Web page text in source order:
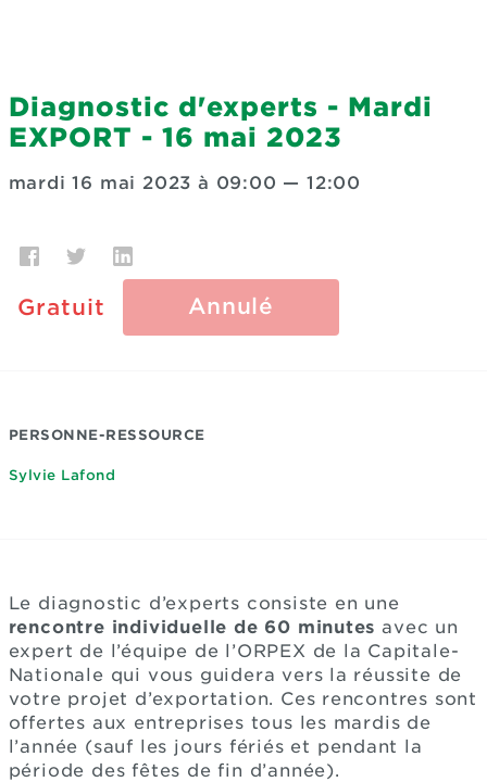
Diagnostic d'experts - Mardi
EXPORT - 16 mai 2023
mardi 16 mai 2023 à 09:00 — 12:00
Gratuit Annulé
PERSONNE-RESSOURCE
Sylvie Lafond
Le diagnostic d’experts consiste en une
rencontre individuelle de 60 minutes avec un
expert de l’équipe de l’ORPEX de la Capitale-
Nationale qui vous guidera vers la réussite de
votre projet d’exportation. Ces rencontres sont
offertes aux entreprises tous les mardis de
l’année (sauf les jours fériés et pendant la
période des fêtes de fin d’année).